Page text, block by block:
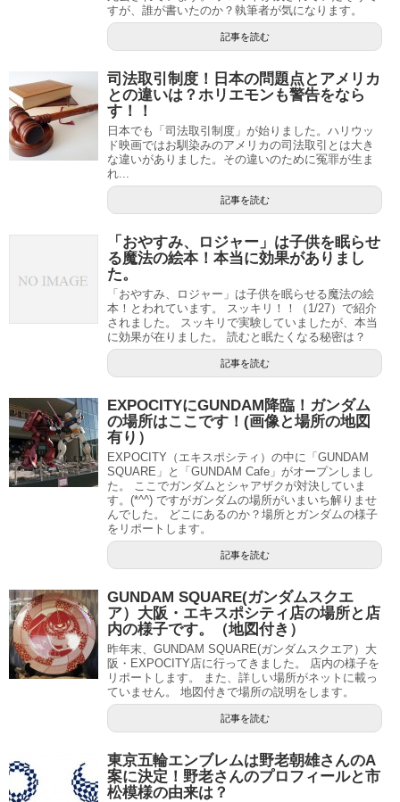
すが、誰が書いたのか？執筆者が気になります。
記事を読む
司法取引制度！日本の問題点とアメリカ
との違いは？ホリエモンも警告をなら
す！！
日本でも「司法取引制度」が始りました。ハリウッ
ド映画ではお馴染みのアメリカの司法取引とは大き
な違いがありました。その違いのために冤罪が生ま
れ...
記事を読む
「おやすみ、ロジャー」は子供を眠らせ
る魔法の絵本！本当に効果がありまし
た。
「おやすみ、ロジャー」は子供を眠らせる魔法の絵
本！とわれています。 スッキリ！！（1/27）で紹介
されました。 スッキリで実験していましたが、本当
に効果が在りました。 読むと眠たくなる秘密は？
記事を読む
EXPOCITYにGUNDAM降臨！ガンダム
の場所はここです！(画像と場所の地図
有り）
EXPOCITY（エキスポシティ）の中に「GUNDAM
SQUARE」と「GUNDAM Cafe」がオープンしまし
た。 ここでガンダムとシャアザクが対決していま
す。(*^^) ですがガンダムの場所がいまいち解りませ
んでした。 どこにあるのか？場所とガンダムの様子
をリポートします。
記事を読む
GUNDAM SQUARE(ガンダムスクエ
ア）大阪・エキスポシティ店の場所と店
内の様子です。（地図付き）
昨年末、GUNDAM SQUARE(ガンダムスクエア）大
阪・EXPOCITY店に行ってきました。 店内の様子を
リポートします。 また、詳しい場所がネットに載っ
ていません。 地図付きで場所の説明をします。
記事を読む
東京五輪エンブレムは野老朝雄さんのA
案に決定！野老さんのプロフィールと市
松模様の由来は？